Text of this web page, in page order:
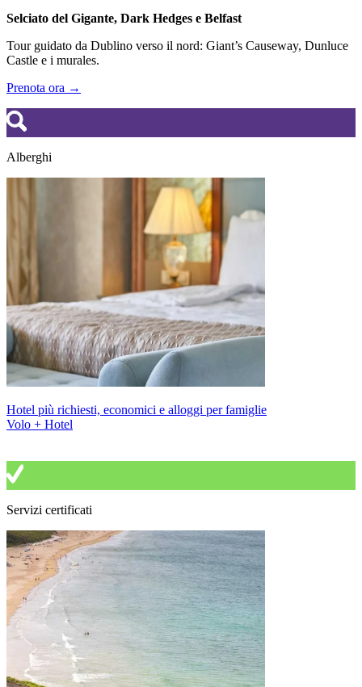
Selciato del Gigante, Dark Hedges e Belfast
Tour guidato da Dublino verso il nord: Giant’s Causeway, Dunluce
Castle e i murales.
Prenota ora →
Alberghi
Hotel più richiesti, economici e alloggi per famiglie
Volo + Hotel
Servizi certificati